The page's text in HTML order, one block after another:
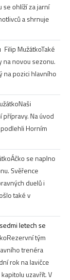
se ohlíží za jarní
a shrnuje
Filip MužátkoTaké
novou sezonu.
na pozici hlavního
Naši
Na úvod
Horním
Áčko se naplno
Svěřence
duelů i
také v
letech se
Rezervní tým
trenéra
rok na lavičce
uzavřít. V